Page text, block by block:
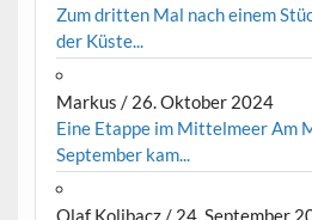
Zum dritten Mal nach einem
der Küste...
Markus / 26. Oktober 2024
Eine Etappe im Mittelmeer Am
September kam...
Olaf Kolibacz/ 24. September